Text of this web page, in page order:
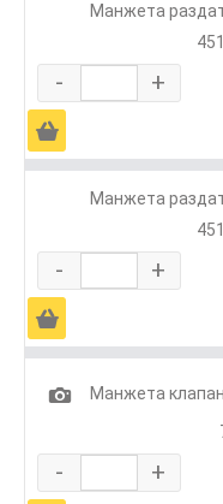
Манжета
- +
Ä
Манжета
- +
Ä
1
Манжета
- +